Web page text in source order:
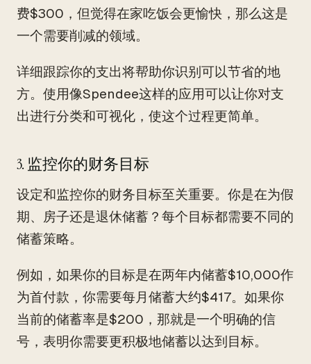
费$300，但觉得在家吃饭会更愉快，那么这是
一个需要削减的领域。
详细跟踪你的支出将帮助你识别可以节省的地
方。使用像Spendee这样的应用可以让你对支
出进行分类和可视化，使这个过程更简单。
3. 监控你的财务目标
设定和监控你的财务目标至关重要。你是在为假
期、房子还是退休储蓄？每个目标都需要不同的
储蓄策略。
例如，如果你的目标是在两年内储蓄$10,000作
为首付款，你需要每月储蓄大约$417。如果你
当前的储蓄率是$200，那就是一个明确的信
号，表明你需要更积极地储蓄以达到目标。